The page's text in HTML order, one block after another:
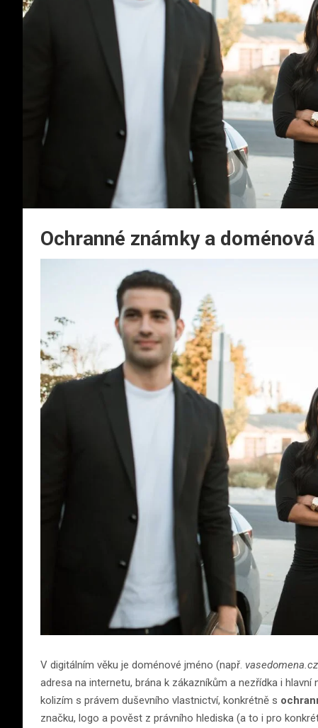
Ochranné známky a
V digitálním věku je doménové jméno (např. vasedomena.cz
adresa na internetu, brána k zákazníkům a nezřídka i
kolizím s právem duševního vlastnictví, konkrétně s
značku, logo a pověst z právního hlediska (a to i pro